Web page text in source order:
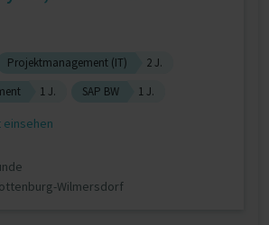
Projektmanagement (IT)
2 J.
1 J. SAP BW 1 J.
Wilmersdorf